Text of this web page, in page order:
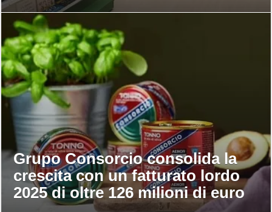
Grupo Consorcio consolida la
crescita con un fatturato lordo
2025 di oltre 126 milioni di euro